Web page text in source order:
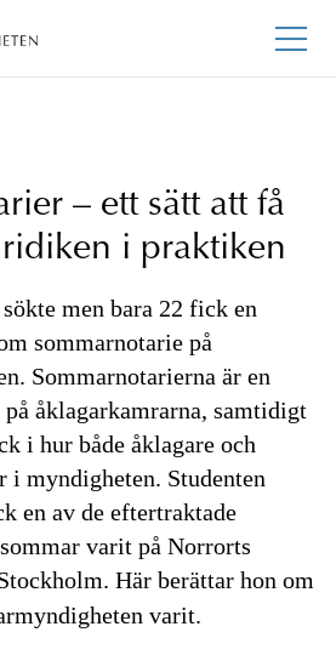
– ett sätt att få
i praktiken
men bara 22 fick en
sommarnotarie på
Sommarnotarierna är en
åklagarkamrarna, samtidigt
i hur både åklagare och
i myndigheten. Studenten
en av de eftertraktade
varit på Norrorts
Här berättar hon om
varit.